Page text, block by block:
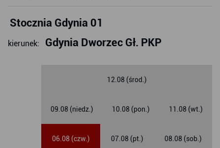
Stocznia Gdynia 01
kierunek: Gdynia Dworzec Gł. PKP
06.08 (czw.) 07.08 (pt.) 08.08 (sob.)
09.08 (niedz.) 10.08 (pon.) 11.08 (wt.)
12.08 (środ.)